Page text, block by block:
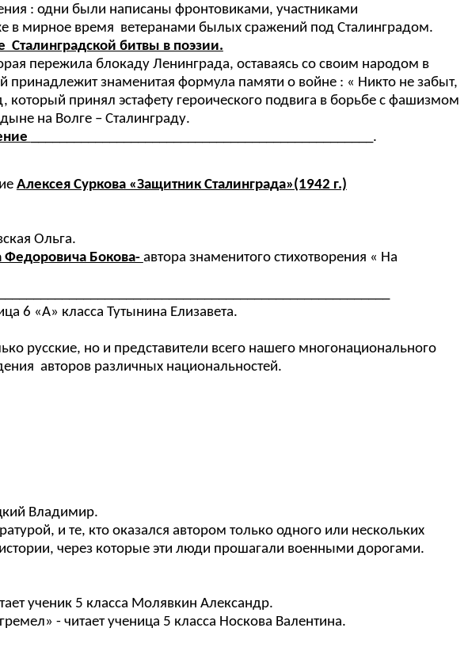
: одни были написаны фронтовиками, участниками
в мирное время ветеранами былых сражений под Сталинградом.
битвы в поэзии.
пережила блокаду Ленинграда, оставаясь со своим народом в
знаменитая формула памяти о войне : « Никто не забыт,
который принял эстафету героического подвига в борьбе с фашизмом
на Волге – Сталинграду.
________________________________________________.
Алексея Суркова «Защитник Сталинграда»(1942 г.)
Ольга.
Федоровича Бокова- автора знаменитого стихотворения « На
6 «А» класса Тутынина Елизавета.
русские, но и представители всего нашего многонационального
авторов различных национальностей.
Владимир.
и те, кто оказался автором только одного или нескольких
через которые эти люди прошагали военными дорогами.
ученик 5 класса Молявкин Александр.
- читает ученица 5 класса Носкова Валентина.